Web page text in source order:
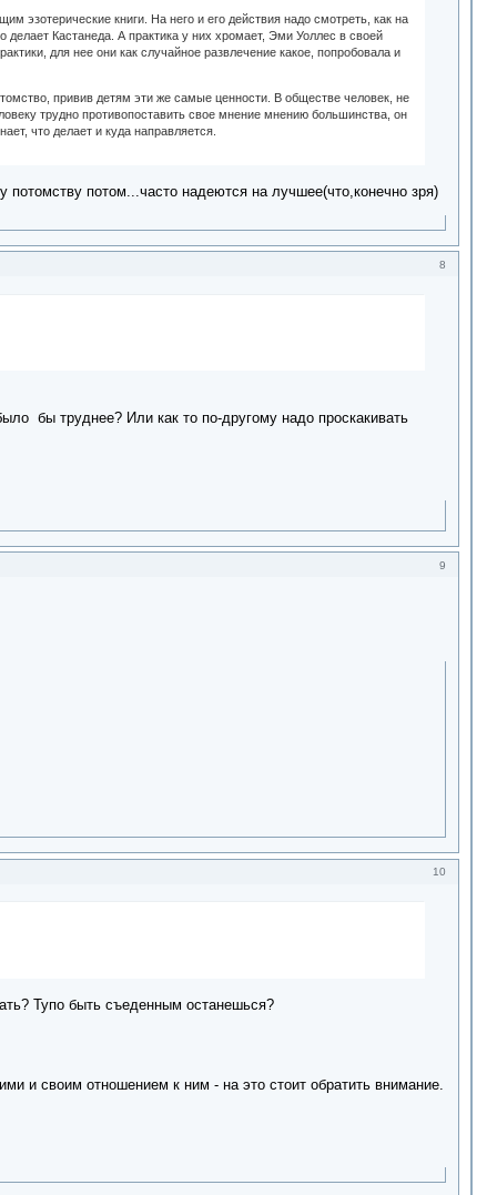
книги. На него и его действия надо смотреть, как на
Кастанеда. А практика у них хромает, Эми Уоллес в своей
для нее они как случайное развлечение какое, попробовала и
привив детям эти же самые ценности. В обществе человек, не
трудно противопоставить свое мнение мнению большинства, он
что делает и куда направляется.
потом...часто надеются на лучшее(что,конечно зря)
8
бы труднее? Или как то по-другому надо проскакивать
9
10
Тупо быть съеденным останешься?
и своим отношением к ним - на это стоит обратить внимание.